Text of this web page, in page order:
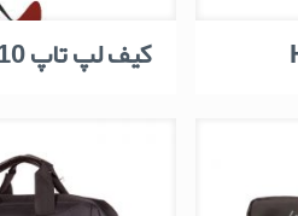
کیف لپ تاپ 11110